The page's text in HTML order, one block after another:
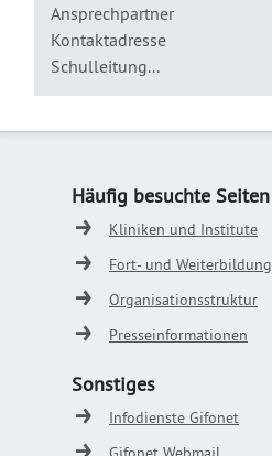
Ansprechpartner
Kontaktadresse
Schulleitung...
Häufig besuchte Seiten
Kliniken und Institute
Fort- und Weiterbildung
Organisationsstruktur
Presseinformationen
Sonstiges
Infodienste Gifonet